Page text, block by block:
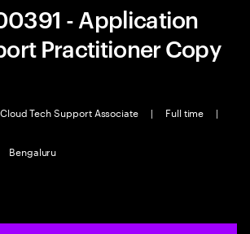
- Application
Practitioner Copy
Tech Support Associate | Full time
|
Bengaluru
enregistrer l'annonce